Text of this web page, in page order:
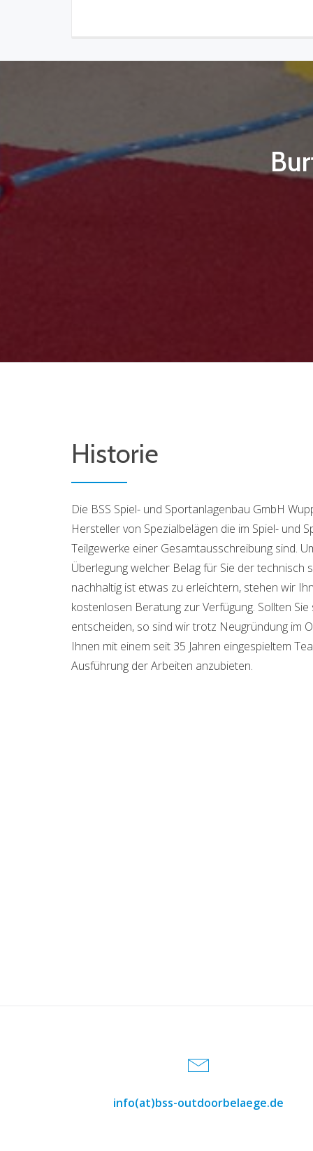
Historie
Die BSS Spiel- und Sportanlagenbau GmbH
Hersteller von Spezialbelägen die im Spiel- und
Teilgewerke einer Gesamtausschreibung sind.
Überlegung welcher Belag für Sie der technisch
nachhaltig ist etwas zu erleichtern, stehen wir
kostenlosen Beratung zur Verfügung. Sollten
entscheiden, so sind wir trotz Neugründung im
Ihnen mit einem seit 35 Jahren eingespieltem
Ausführung der Arbeiten anzubieten.
info(at)bss-outdoorbelaege.de